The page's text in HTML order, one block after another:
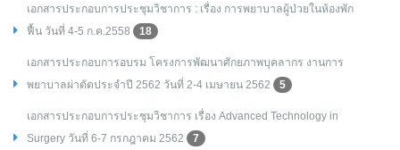
เอกสารประกอบการประชุมวิชาการ : เรื่อง การพยาบาลผู้ป่วยในห้องพัก
ฟื้น วันที่ 4-5 ก.ค.2558
18
เอกสารประกอบการอบรม โครงการพัฒนาศักยภาพบุคลากร งานการ
พยาบาลผ่าตัดประจำปี 2562 วันที่ 2-4 เมษายน 2562
5
เอกสารประกอบการประชุมวิชาการ เรื่อง Advanced Technology in
Surgery วันที่ 6-7 กรกฎาคม 2562
7